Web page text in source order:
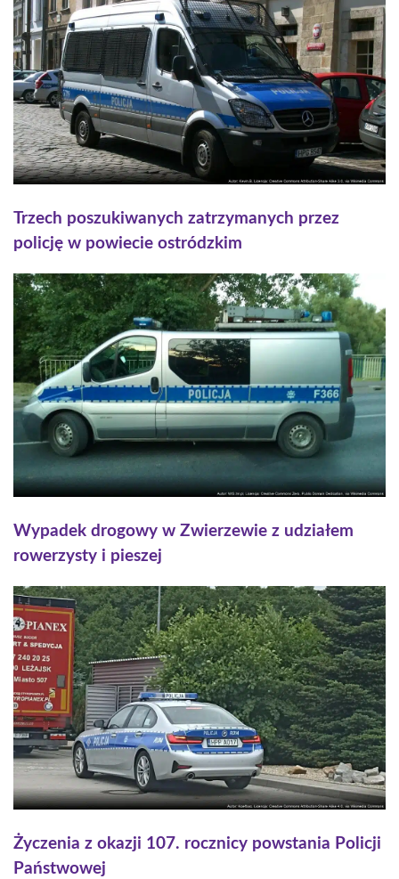
Trzech poszukiwanych zatrzymanych przez
policję w powiecie ostródzkim
Wypadek drogowy w Zwierzewie z udziałem
rowerzysty i pieszej
Życzenia z okazji 107. rocznicy powstania Policji
Państwowej